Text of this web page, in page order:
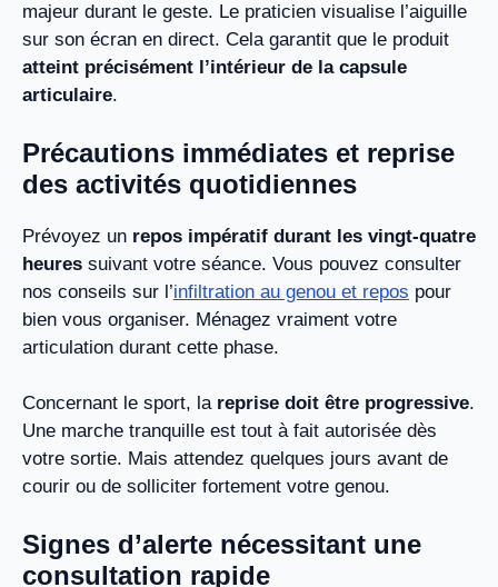
majeur durant le geste. Le praticien visualise l’aiguille
sur son écran en direct. Cela garantit que le produit
atteint précisément l’intérieur de la capsule
articulaire.
Précautions immédiates et reprise
des activités quotidiennes
Prévoyez un repos impératif durant les vingt-quatre
heures suivant votre séance. Vous pouvez consulter
nos conseils sur l’infiltration au genou et repos pour
bien vous organiser. Ménagez vraiment votre
articulation durant cette phase.
Concernant le sport, la reprise doit être progressive.
Une marche tranquille est tout à fait autorisée dès
votre sortie. Mais attendez quelques jours avant de
courir ou de solliciter fortement votre genou.
Signes d’alerte nécessitant une
consultation rapide